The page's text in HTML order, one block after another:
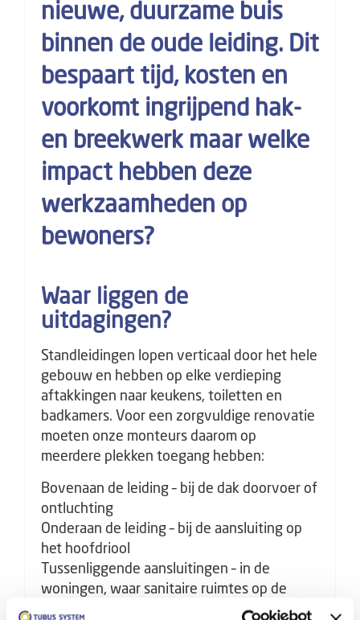
nieuwe, duurzame buis
binnen de oude leiding. Dit
bespaart tijd, kosten en
voorkomt ingrijpend hak-
en breekwerk maar welke
impact hebben deze
werkzaamheden op
bewoners?
Waar liggen de
uitdagingen?
Standleidingen lopen verticaal door het hele
gebouw en hebben op elke verdieping
aftakkingen naar keukens, toiletten en
badkamers. Voor een zorgvuldige renovatie
moeten onze monteurs daarom op
meerdere plekken toegang hebben:
Bovenaan de leiding – bij de dak doorvoer of
ontluchting
Onderaan de leiding – bij de aansluiting op
het hoofdriool
Tussenliggende aansluitingen – in de
woningen, waar sanitaire ruimtes op de